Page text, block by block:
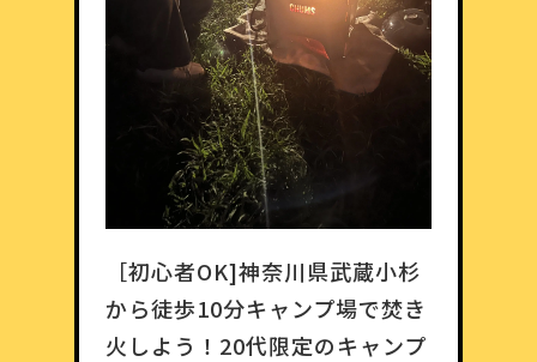
［初心者OK]神奈川県武蔵小杉
から徒歩10分キャンプ場で焚き
火しよう！20代限定のキャンプ